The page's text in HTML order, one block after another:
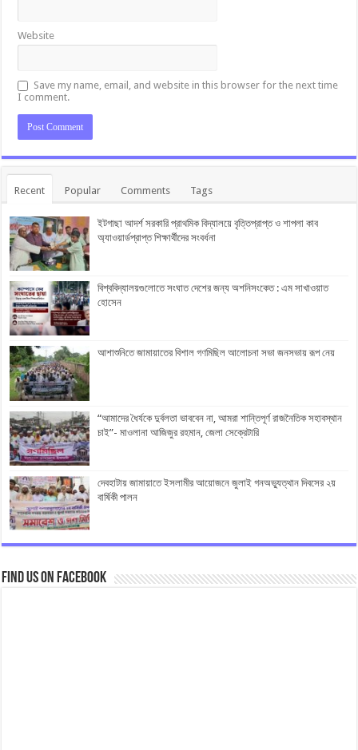
Website
Save my name, email, and website in this browser for the next time
I comment.
Recent Popular Comments Tags
ইটগাছা আদর্শ সরকারি প্রাথমিক বিদ্যালয়ে বৃত্তিপ্রাপ্ত ও শাপলা কাব
অ্যাওয়ার্ডপ্রাপ্ত শিক্ষার্থীদের সংবর্ধনা
বিশ্ববিদ্যালয়গুলোতে সংঘাত দেশের জন্য অশনিসংকেত : এম সাখাওয়াত
হোসেন
আশাশুনিতে জামায়াতের বিশাল গণমিছিল আলোচনা সভা জনসভায় রূপ নেয়
“আমাদের ধৈর্যকে দুর্বলতা ভাববেন না, আমরা শান্তিপূর্ণ রাজনৈতিক সহাবস্থান
চাই”- মাওলানা আজিজুর রহমান, জেলা সেক্রেটারি
দেবহাটায় জামায়াতে ইসলামীর আয়োজনে জুলাই গনঅভ্যুত্থান দিবসের ২য়
বার্ষিকী পালন
Find us on Facebook